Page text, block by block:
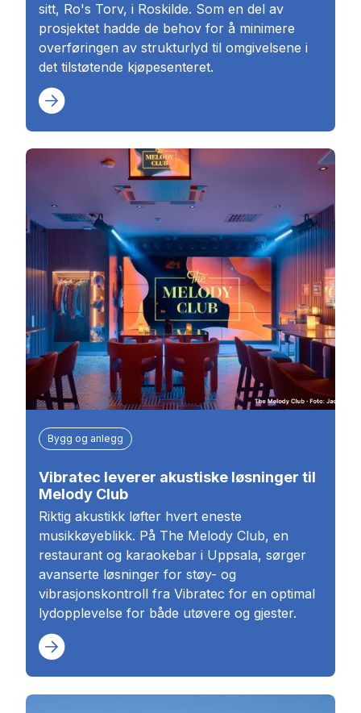
sitt, Ro's Torv, i Roskilde. Som en del av
prosjektet hadde de behov for å minimere
overføringen av strukturlyd til omgivelsene i
det tilstøtende kjøpesenteret.
Bygg og anlegg
Vibratec leverer akustiske løsninger til
Melody Club
Riktig akustikk løfter hvert eneste
musikkøyeblikk. På The Melody Club, en
restaurant og karaokebar i Uppsala, sørger
avanserte løsninger for støy- og
vibrasjonskontroll fra Vibratec for en optimal
lydopplevelse for både utøvere og gjester.